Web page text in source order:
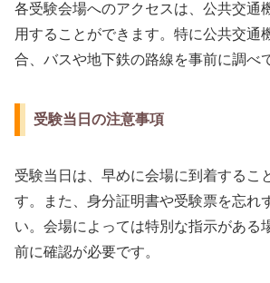
各受験会場へのアクセスは、公共交通
用することができます。特に公共交通
合、バスや地下鉄の路線を事前に調べ
受験当日の注意事項
受験当日は、早めに会場に到着するこ
す。また、身分証明書や受験票を忘れ
い。会場によっては特別な指示がある
前に確認が必要です。